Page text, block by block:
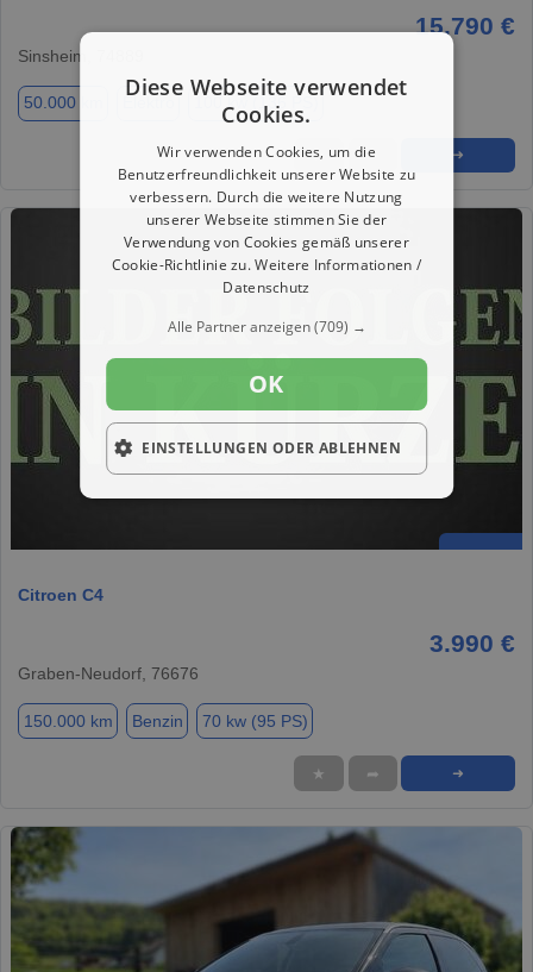
15.790 €
Sinsheim, 74889
50.000 km 100 kw (136 PS)
★ ➦ ➜
Citroen C4
3.990 €
Graben-Neudorf, 76676
150.000 km Benzin 70 kw (95 PS)
★ ➦ ➜
Diese Webseite verwendet
Cookies.
Wir verwenden Cookies, um die
Benutzerfreundlichkeit unserer Website zu
verbessern. Durch die weitere Nutzung
unserer Webseite stimmen Sie der
Verwendung von Cookies gemäß unserer
Cookie-Richtlinie zu.Weitere Informationen /
Datenschutz
Alle Partner anzeigen(709) →
OK
EINSTELLUNGEN ODER ABLEHNEN